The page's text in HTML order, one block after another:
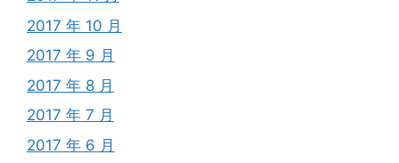
2017 年 10 月
2017 年 9 月
2017 年 8 月
2017 年 7 月
2017 年 6 月